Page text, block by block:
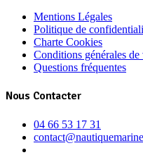
Mentions Légales
Politique de
Charte Cookies
Conditions générales
Questions fréquentes
Nous Contacter
04 66 53 17 31